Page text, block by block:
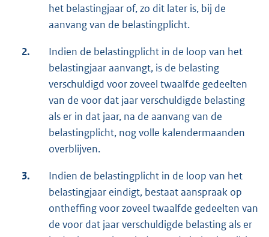
het belastingjaar of, zo dit later is, bij de
aanvang van de belastingplicht.
2.
Indien de belastingplicht in de loop van het
belastingjaar aanvangt, is de belasting
verschuldigd voor zoveel twaalfde gedeelten
van de voor dat jaar verschuldigde belasting
als er in dat jaar, na de aanvang van de
belastingplicht, nog volle kalendermaanden
overblijven.
3.
Indien de belastingplicht in de loop van het
belastingjaar eindigt, bestaat aanspraak op
ontheffing voor zoveel twaalfde gedeelten van
de voor dat jaar verschuldigde belasting als er